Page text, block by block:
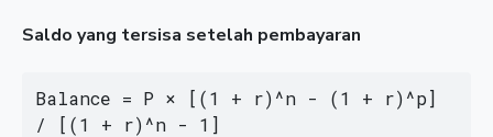
Saldo yang tersisa setelah pembayaran
Balance = P × [(1 + r)^n - (1 + r)^p]
/ [(1 + r)^n - 1]